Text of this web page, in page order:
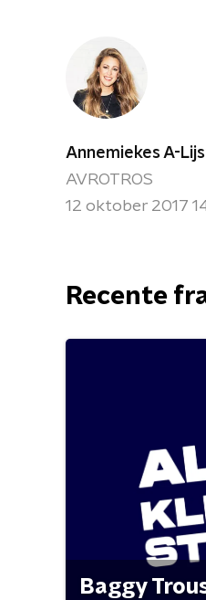
Annemiekes A-
AVROTROS
12 oktober 2017
Recente
Baggy